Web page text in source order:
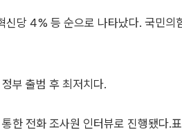
당 4% 등 순으로 나타났다. 국민의
부 출범 후 최저치다.
한 전화 조사원 인터뷰로 진행됐다.